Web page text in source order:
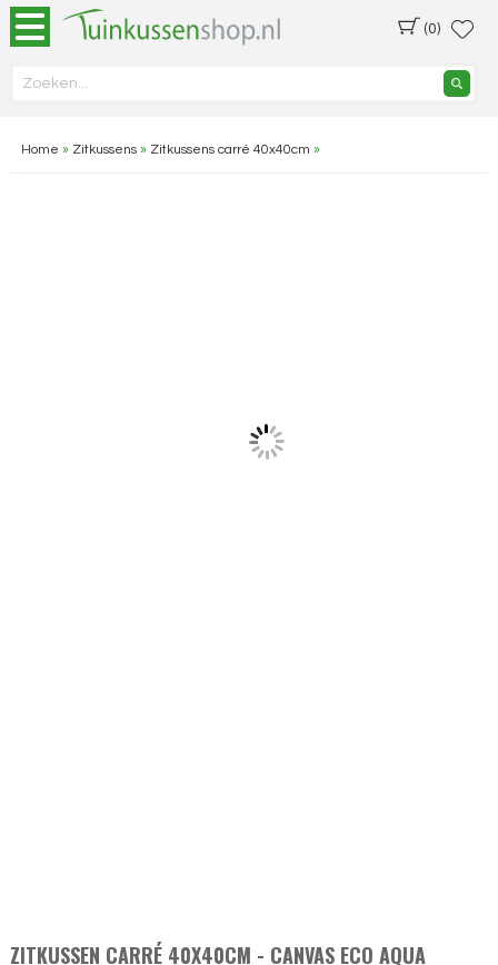
(0)
Home » Zitkussens» Zitkussens carré 40x40cm »
ZITKUSSEN CARRÉ 40X40CM - CANVAS ECO AQUA